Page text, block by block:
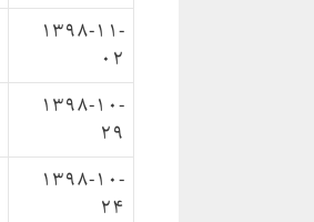
1398-11-
02
1398-10-
29
1398-10-
24